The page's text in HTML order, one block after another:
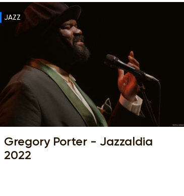
JAZZ
Gregory Porter - Jazzaldia
2022